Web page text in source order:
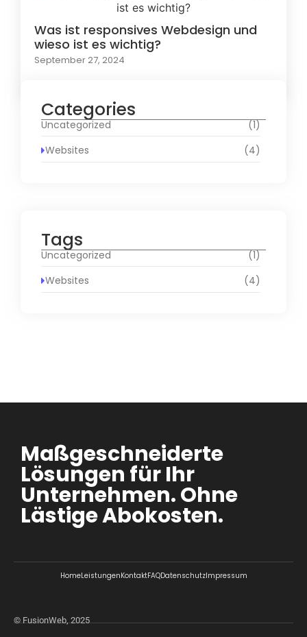
Was ist responsives Webdesign und
wieso ist es wichtig?
September 27, 2024
Categories
Uncategorized
(1)
Websites
(4)
Tags
Uncategorized
(1)
Websites
(4)
Maßgeschneiderte
Lösungen für Ihr
Unternehmen. Ohne
Lästige Abokosten.
HomeLeistungenKontaktFAQDatenschutzImpressum
© FusionWeb, 2025